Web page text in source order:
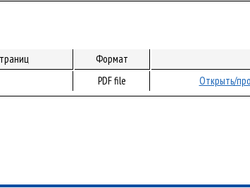
Формат
PDF file Открыть/